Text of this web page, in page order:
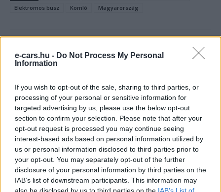
e-cars.hu - Do Not Process My Personal
Information
If you wish to opt-out of the sale, sharing to third parties, or
processing of your personal or sensitive information for
targeted advertising by us, please use the below opt-out
section to confirm your selection. Please note that after your
opt-out request is processed you may continue seeing
interest-based ads based on personal information utilized by
us or personal information disclosed to third parties prior to
your opt-out. You may separately opt-out of the further
disclosure of your personal information by third parties on the
IAB’s list of downstream participants. This information may
also be disclosed by us to third parties on the IAB’s List of
Elektromos busz
Komló Magyarország
Kovács Kata
http://e-cars.hu